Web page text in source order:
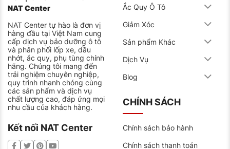
NAT Center
NAT Center tự hào là đơn vị
hàng đầu tại Việt Nam cung
cấp dịch vụ bảo dưỡng ô tô
và phân phối lốp xe, dầu
nhớt, ắc quy, phụ tùng chính
hãng. Chúng tôi mang đến
trải nghiệm chuyên nghiệp,
quy trình nhanh chóng cùng
các sản phẩm và dịch vụ
chất lượng cao, đáp ứng mọi
nhu cầu của khách hàng.
Kết nối NAT Center
Ắc Quy Ô Tô
Giảm Xóc
Sản phẩm Khác
Dịch Vụ
Blog
CHÍNH SÁCH
Chính sách bảo hành
Chính sách thanh toán